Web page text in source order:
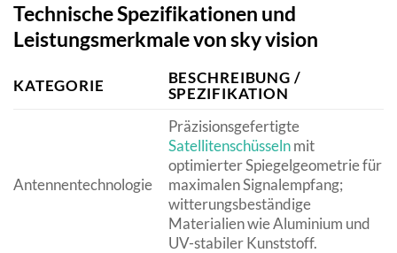
Technische Spezifikationen und
Leistungsmerkmale von sky vision
KATEGORIE
BESCHREIBUNG /
SPEZIFIKATION
Antennentechnologie
Präzisionsgefertigte
Satellitenschüsselnmit
optimierter Spiegelgeometrie für
maximalen Signalempfang;
witterungsbeständige
Materialien wie Aluminium und
UV-stabiler Kunststoff.